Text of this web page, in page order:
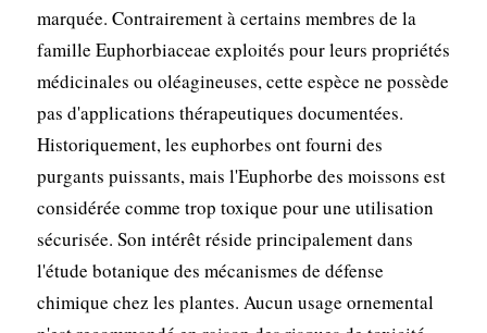
marquée. Contrairement à certains membres de la
famille Euphorbiaceae exploités pour leurs propriétés
médicinales ou oléagineuses, cette espèce ne possède
pas d'applications thérapeutiques documentées.
Historiquement, les euphorbes ont fourni des
purgants puissants, mais l'Euphorbe des moissons est
considérée comme trop toxique pour une utilisation
sécurisée. Son intérêt réside principalement dans
l'étude botanique des mécanismes de défense
chimique chez les plantes. Aucun usage ornemental